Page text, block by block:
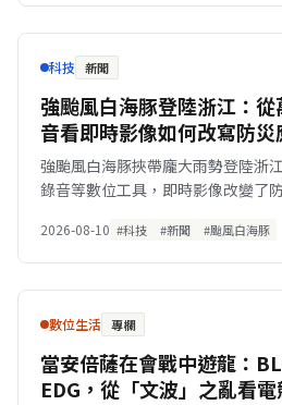
科技 新聞
強颱風白海豚登陸浙江：從
音看即時影像如何改寫防災
強颱風白海豚挾帶龐大雨勢登陸浙
錄音等數位工具，即時影像改變了
2026-08-10 #科技 #新聞 #颱風白海豚
數位生活 專欄
當安倍薩在會戰中遊龍：
EDG，從「文波」之亂看